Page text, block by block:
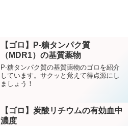
【ゴロ】P-糖タンパク質
（MDR1）の基質薬物
P-糖タンパク質の基質薬物のゴロを紹介
しています。サクッと覚えて得点源にし
ましょう！
【ゴロ】炭酸リチウムの有効血中
濃度